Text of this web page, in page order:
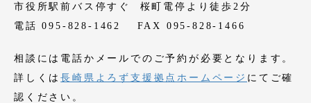
市役所駅前バス停すぐ 桜町電停より徒歩2分
電話 095-828-1462 FAX 095-828-1466
相談には電話かメールでのご予約が必要となります。
詳しくは長崎県よろず支援拠点ホームページ にてご確
認ください。